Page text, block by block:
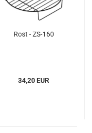
Rost - ZS-160
34,20 EUR